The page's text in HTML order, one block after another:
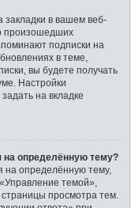
закладки в вашем веб-
произошедших
подписки на
в теме,
вы будете получать
Настройки
на вкладке
на определённую тему?
на определённую тему,
темой»,
просмотра тем.